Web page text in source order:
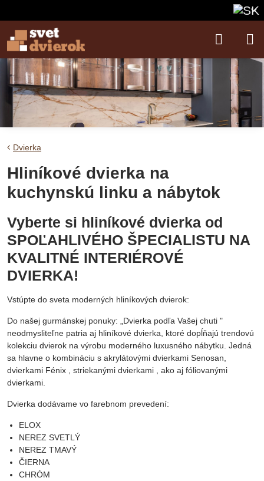
Dvierka
Hliníkové dvierka na
kuchynskú linku a nábytok
Vyberte si hliníkové dvierka od
SPOĽAHLIVÉHO ŠPECIALISTU NA
KVALITNÉ INTERIÉROVÉ
DVIERKA!
Vstúpte do sveta moderných hliníkových dvierok:
Do našej gurmánskej ponuky: „Dvierka podľa Vašej chuti "
neodmysliteľne patria aj hliníkové dvierka, ktoré dopĺňajú trendovú
kolekciu dvierok na výrobu moderného luxusného nábytku. Jedná
sa hlavne o kombináciu s akrylátovými dvierkami Senosan,
dvierkami Fénix , striekanými dvierkami , ako aj fóliovanými
dvierkami.
Dvierka dodávame vo farebnom prevedení:
ELOX
NEREZ SVETLÝ
NEREZ TMAVÝ
ČIERNA
CHRÓM